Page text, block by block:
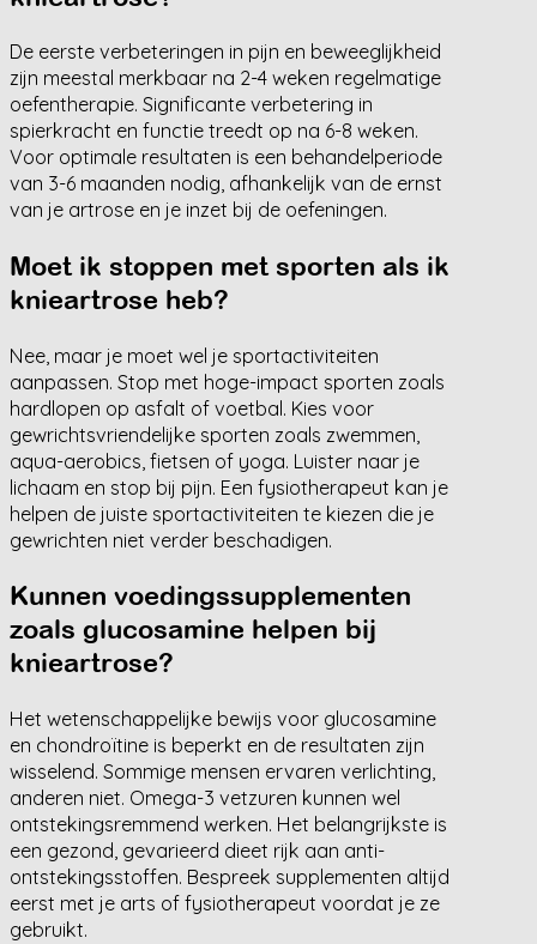
De eerste verbeteringen in pijn en beweeglijkheid
zijn meestal merkbaar na 2-4 weken regelmatige
oefentherapie. Significante verbetering in
spierkracht en functie treedt op na 6-8 weken.
Voor optimale resultaten is een behandelperiode
van 3-6 maanden nodig, afhankelijk van de ernst
van je artrose en je inzet bij de oefeningen.
Moet ik stoppen met sporten als ik
knieartrose heb?
Nee, maar je moet wel je sportactiviteiten
aanpassen. Stop met hoge-impact sporten zoals
hardlopen op asfalt of voetbal. Kies voor
gewrichtsvriendelijke sporten zoals zwemmen,
aqua-aerobics, fietsen of yoga. Luister naar je
lichaam en stop bij pijn. Een fysiotherapeut kan je
helpen de juiste sportactiviteiten te kiezen die je
gewrichten niet verder beschadigen.
Kunnen voedingssupplementen
zoals glucosamine helpen bij
knieartrose?
Het wetenschappelijke bewijs voor glucosamine
en chondroïtine is beperkt en de resultaten zijn
wisselend. Sommige mensen ervaren verlichting,
anderen niet. Omega-3 vetzuren kunnen wel
ontstekingsremmend werken. Het belangrijkste is
een gezond, gevarieerd dieet rijk aan anti-
ontstekingsstoffen. Bespreek supplementen altijd
eerst met je arts of fysiotherapeut voordat je ze
gebruikt.